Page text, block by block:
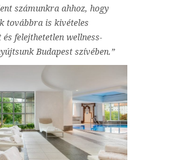
számunkra ahhoz, hogy
továbbra is kivételes
felejthetetlen wellness-
Budapest szívében.”